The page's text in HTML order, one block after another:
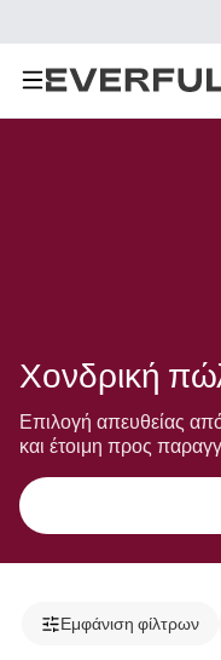
Επιλογή απευθείας
και έτοιμη προς
Εμφάνιση φίλτρων